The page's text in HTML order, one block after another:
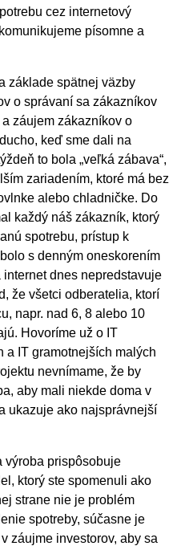
cez internetový
písomne a
základe spätnej väzby
o správaní sa zákazníkov
záujem zákazníkov o
keď sme dali na
to bola „veľká zábava“,
zariadením, ktoré má bez
alebo chladničke. Do
každý náš zákazník, ktorý
spotrebu, prístup k
s denným oneskorením
dnes nepredstavuje
že všetci odberatelia, ktorí
napr. nad 6, 8 alebo 10
Hovoríme už o IT
a IT gramotnejších malých
nevnímame, že by
aby mali niekde doma v
ukazuje ako najsprávnejší
výroba prispôsobuje
ktorý ste spomenuli ako
strane nie je problém
spotreby, súčasne je
záujme investorov, aby sa